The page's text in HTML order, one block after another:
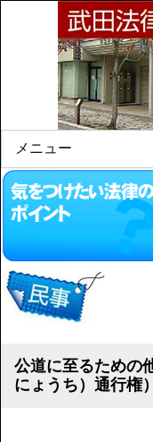
メニュー
Home
所属弁護士
法律相談案内
弁護士料について
事務所所在地
顧問契約について
公道に至るための
にょうち）通行権）